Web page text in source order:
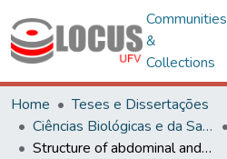
Communities
&
Collections
Home
Teses e Dissertações
Ciências Biológicas e da Saúde
Structure of abdominal and mandibular exocrine glands in dung beetles (Coleoptera: Scarabaeinae)